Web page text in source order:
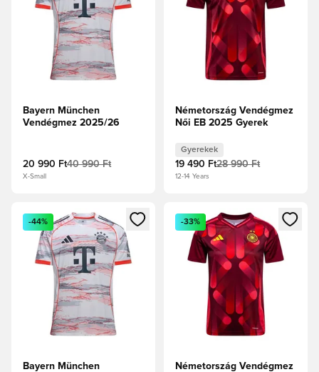
Bayern München
Vendégmez 2025/26
20 990 Ft40 990 Ft
X-Small
Németország Vendégmez
Női EB 2025 Gyerek
Gyerekek
19 490 Ft28 990 Ft
12-14 Years
Megnyit egy modált a bejelentkezéshez vagy a tagként
-44%
Bayern München
Megnyit egy modált a
-33%
Németország Vendégmez